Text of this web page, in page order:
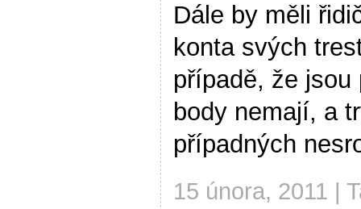
Dále by měli
konta svých
případě, že jsou
body nemají, a
případných
15 února, 2011 |